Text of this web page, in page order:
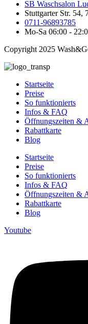
SB Waschsalon
Stuttgarter Str. 54,
0711-96893785
Mo-Sa 06:00 -
Copyright 2025
Startseite
Preise
So funktionierts
Infos & FAQ
Öffnungszeiten &
Rabattkarte
Blog
Startseite
Preise
So funktionierts
Infos & FAQ
Öffnungszeiten &
Rabattkarte
Blog
Youtube